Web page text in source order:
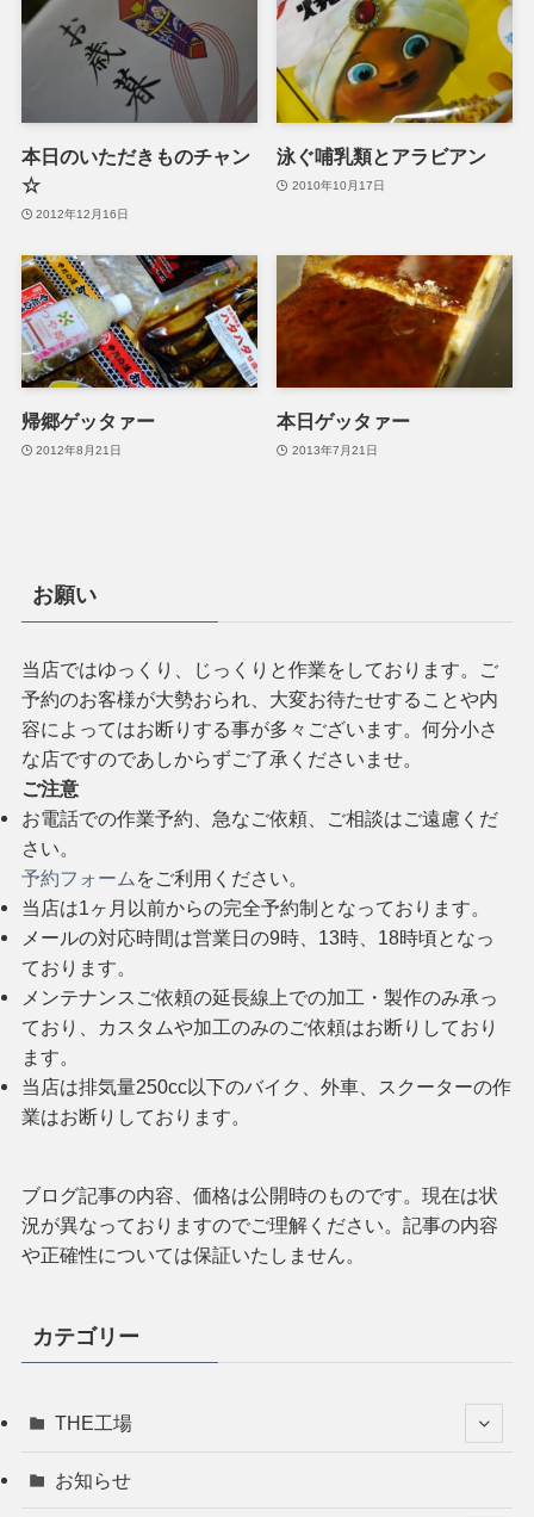
本日のいただきものチャン
☆
2012年12月16日
泳ぐ哺乳類とアラビアン
2010年10月17日
帰郷ゲッタァー
2012年8月21日
本日ゲッタァー
2013年7月21日
お願い
当店ではゆっくり、じっくりと作業をしております。ご
予約のお客様が大勢おられ、大変お待たせすることや内
容によってはお断りする事が多々ございます。何分小さ
な店ですのであしからずご了承くださいませ。
ご注意
お電話での作業予約、急なご依頼、ご相談はご遠慮くだ
さい。
予約フォーム をご利用ください。
当店は1ヶ月以前からの完全予約制となっております。
メールの対応時間は営業日の9時、13時、18時頃となっ
ております。
メンテナンスご依頼の延長線上での加工・製作のみ承っ
ており、カスタムや加工のみのご依頼はお断りしており
ます。
当店は排気量250cc以下のバイク、外車、スクーターの作
業はお断りしております。
ブログ記事の内容、価格は公開時のものです。現在は状
況が異なっておりますのでご理解ください。記事の内容
や正確性については保証いたしません。
カテゴリー
THE工場
お知らせ